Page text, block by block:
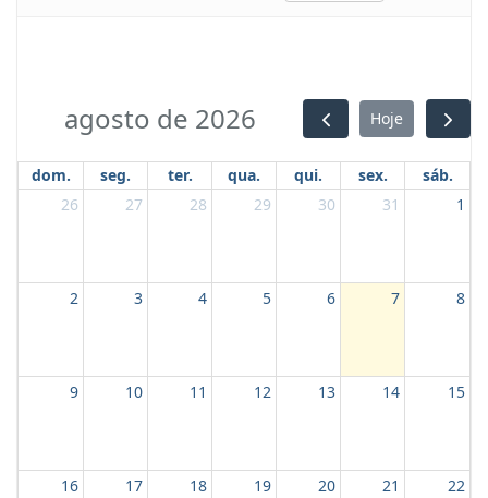
agosto de 2026 Hoje
dom. seg. ter. qua. qui. sex.
sáb.
26
27 28 29 30 31 1
2 3 4 5 6 7 8
9 10 11 12 13 14 15
16 17 18 19 20 21 22